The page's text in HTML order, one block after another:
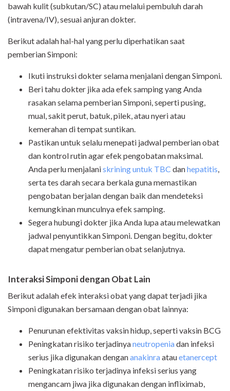
bawah kulit (subkutan/SC) atau melalui pembuluh darah
(intravena/IV), sesuai anjuran dokter.
Berikut adalah hal-hal yang perlu diperhatikan saat
pemberian Simponi:
Ikuti instruksi dokter selama menjalani dengan Simponi.
Beri tahu dokter jika ada efek samping yang Anda
rasakan selama pemberian Simponi, seperti pusing,
mual, sakit perut, batuk, pilek, atau nyeri atau
kemerahan di tempat suntikan.
Pastikan untuk selalu menepati jadwal pemberian obat
dan kontrol rutin agar efek pengobatan maksimal.
Anda perlu menjalaniskrining untuk TBC danhepatitis,
serta tes darah secara berkala guna memastikan
pengobatan berjalan dengan baik dan mendeteksi
kemungkinan munculnya efek samping.
Segera hubungi dokter jika Anda lupa atau melewatkan
jadwal penyuntikkan Simponi. Dengan begitu, dokter
dapat mengatur pemberian obat selanjutnya.
Interaksi Simponi dengan Obat Lain
Berikut adalah efek interaksi obat yang dapat terjadi jika
Simponi digunakan bersamaan dengan obat lainnya:
Penurunan efektivitas vaksin hidup, seperti vaksin BCG
Peningkatan risiko terjadinyaneutropeniadan infeksi
serius jika digunakan dengananakinraatauetanercept
Peningkatan risiko terjadinya infeksi serius yang
mengancam jiwa jika digunakan dengan infliximab,